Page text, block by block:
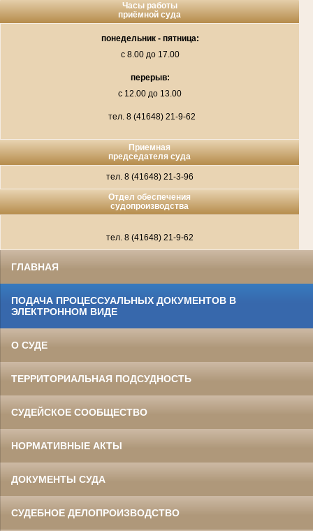
Часы работы
приёмной суда
понедельник - пятница:
с 8.00 до 17.00
перерыв:
с 12.00 до 13.00
тел. 8 (41648) 21-9-62
Приемная
председателя суда
тел. 8 (41648) 21-3-96
Отдел обеспечения
судопроизводства
тел. 8 (41648) 21-9-62
ГЛАВНАЯ
ПОДАЧА ПРОЦЕССУАЛЬНЫХ ДОКУМЕНТОВ В
ЭЛЕКТРОННОМ ВИДЕ
О СУДЕ
ТЕРРИТОРИАЛЬНАЯ ПОДСУДНОСТЬ
СУДЕЙСКОЕ СООБЩЕСТВО
НОРМАТИВНЫЕ АКТЫ
ДОКУМЕНТЫ СУДА
СУДЕБНОЕ ДЕЛОПРОИЗВОДСТВО